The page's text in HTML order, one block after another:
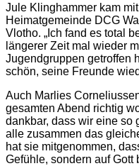
Jule Klinghammer kam
Heimatgemeinde DCG
Vlotho. „Ich fand es total
längerer Zeit mal wieder
Jugendgruppen getroffen
schön, seine Freunde
Auch Marlies
gesamten Abend richtig
dankbar, dass wir eine so
alle zusammen das
hat sie mitgenommen,
Gefühle, sondern auf Gott